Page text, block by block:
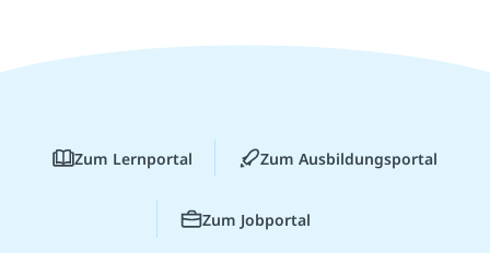
Zum Lernportal Zum Ausbildungsportal
Zum Jobportal